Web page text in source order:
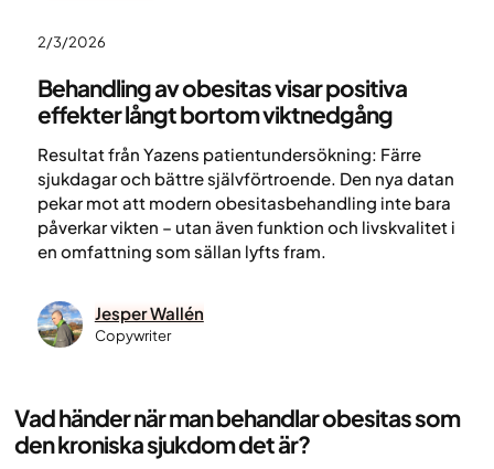
2/3/2026
Behandling av obesitas visar positiva
effekter långt bortom viktnedgång
Resultat från Yazens patientundersökning: Färre
sjukdagar och bättre självförtroende. Den nya datan
pekar mot att modern obesitasbehandling inte bara
påverkar vikten – utan även funktion och livskvalitet i
en omfattning som sällan lyfts fram.
Jesper Wallén
Copywriter
Vad händer när man behandlar obesitas som
den kroniska sjukdom det är?